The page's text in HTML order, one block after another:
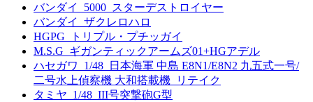
バンダイ_5000_スターデストロイヤー
バンダイ_ザクレロハロ
HGPG_トリプル・プチッガイ
M.S.G_ギガンティックアームズ01+HGアデル
ハセガワ_1/48_日本海軍 中島 E8N1/E8N2 九五式一号/
二号水上偵察機 大和搭載機_リテイク
タミヤ_1/48_III号突撃砲G型